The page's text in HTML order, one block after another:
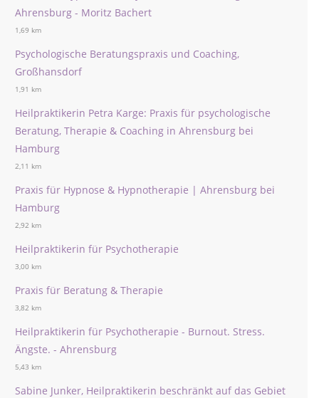
Ahrensburg - Moritz Bachert
1,69 km
Psychologische Beratungspraxis und Coaching,
Großhansdorf
1,91 km
Heilpraktikerin Petra Karge: Praxis für psychologische
Beratung, Therapie & Coaching in Ahrensburg bei
Hamburg
2,11 km
Praxis für Hypnose & Hypnotherapie | Ahrensburg bei
Hamburg
2,92 km
Heilpraktikerin für Psychotherapie
3,00 km
Praxis für Beratung & Therapie
3,82 km
Heilpraktikerin für Psychotherapie - Burnout. Stress.
Ängste. - Ahrensburg
5,43 km
Sabine Junker, Heilpraktikerin beschränkt auf das Gebiet